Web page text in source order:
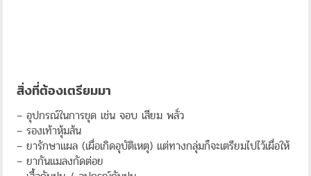
สิ่งที่ต้องเตรียมมา
– อุปกรณ์ในการขุด เช่น จอบ เสียม พลั่ว
– รองเท้าหุ้มส้น
– ยารักษาแผล (เผื่อเกิดอุบัติเหตุ) แต่ทางกลุ่มก็จะเตรียมไปไว้เผื่อให้
– ยากันแมลงกัดต่อย